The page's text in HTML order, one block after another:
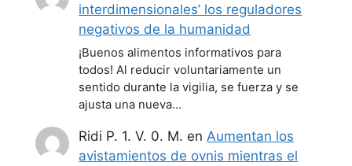
interdimensionales’ los reguladores
negativos de la humanidad
¡Buenos alimentos informativos para
todos! Al reducir voluntariamente un
sentido durante la vigilia, se fuerza y se
ajusta una nueva…
Ridi P. 1. V. 0. M. en Aumentan los
avistamientos de ovnis mientras el